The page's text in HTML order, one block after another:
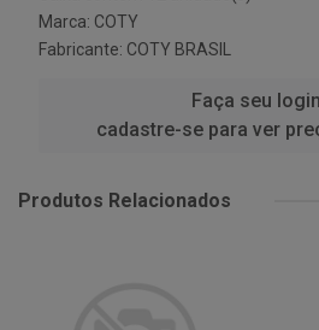
Marca: COTY
Fabricante: COTY BRASIL
Faça seu
cadastre-se para ver
Produtos Relacionados